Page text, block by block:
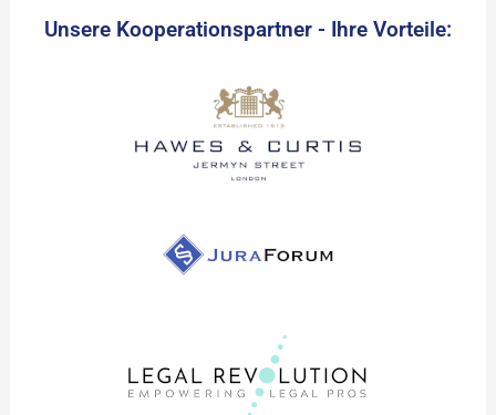
Unsere Kooperationspartner - Ihre Vorteile: